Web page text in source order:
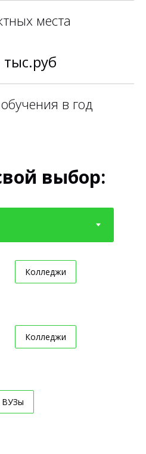
места
тыс.руб
в год
выбор:
Колледжи
Колледжи
ВУЗы